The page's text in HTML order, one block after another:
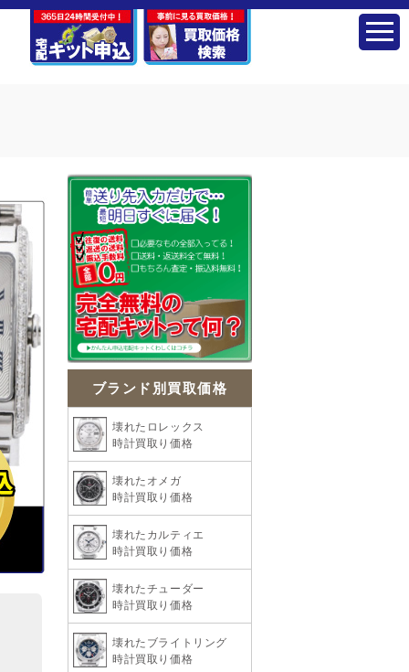
ブランド別買取価格
壊れたロレックス
時計買取り価格
壊れたオメガ
時計買取り価格
壊れたカルティエ
時計買取り価格
壊れたチューダー
時計買取り価格
壊れたブライトリング
時計買取り価格